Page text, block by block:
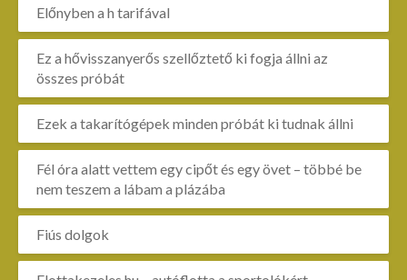
Előnyben a h tarifával
Ez a hővisszanyerős szellőztető ki fogja állni az
összes próbát
Ezek a takarítógépek minden próbát ki tudnak állni
Fél óra alatt vettem egy cipőt és egy övet – többé be
nem teszem a lábam a plázába
Fiús dolgok